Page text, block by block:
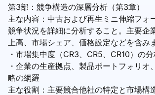
第3部：競争構造の深層分析（第3章）
主な内容：中古および再生ミニ伸縮フォ
競争状況を詳細に分析すること。主要企
上高、市場シェア、価格設定などを含み
・市場集中度（CR3、CR5、CR10）の
・企業の生産拠点、製品ポートフォリオ
略の網羅
主な役割：主要競合他社の特定と市場構